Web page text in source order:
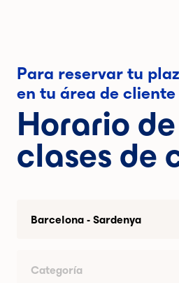
Para reservar tu
en tu área de cliente
Horario
clases de